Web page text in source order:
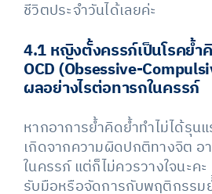
ชีวิตประจำวันได้เลยค่ะ
4.1 หญิงตั้งครรภ์เป็นโรคย้ำ
OCD (Obsessive-
ผลอย่างไรต่อทารกในครรภ์
หากอาการย้ำคิดย้ำทำไม่ได้รุน
เกิดจากความผิดปกติทางจิต อ
ในครรภ์ แต่ก็ไม่ควรวางใจนะค
รับมือหรือจัดการกับพฤติกรรม